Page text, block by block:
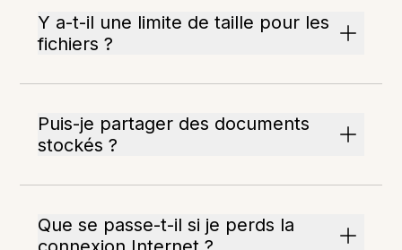
Y a-t-il une limite de taille pour les
fichiers ?
Puis-je partager des documents
stockés ?
Que se passe-t-il si je perds la